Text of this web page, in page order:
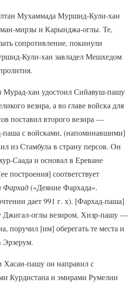
Мухаммада Муршид-Кули-хан
мирзы и Карынджа-оглы. Те,
сопротивление, покинули
Кули-хан завладел Мешхедом
Мурад-хан удостоил Сийавуш-пашу
везира, а во главе войска для
поставил второго везира —
с войсками, (напоминавшими]
из Стамбула в страну персов. Он
Саада и основал в Ереване
построения] соответствует
Фархад(«Деяние Фархада».
дает 991 г. х). [Фархад-паша]
Джигал-оглы везиром, Хизр-пашу —
поручил [им] оберегать те места и
Эрзерум.
Хасан-пашу он направил с
Курдистана и эмирами Румелии